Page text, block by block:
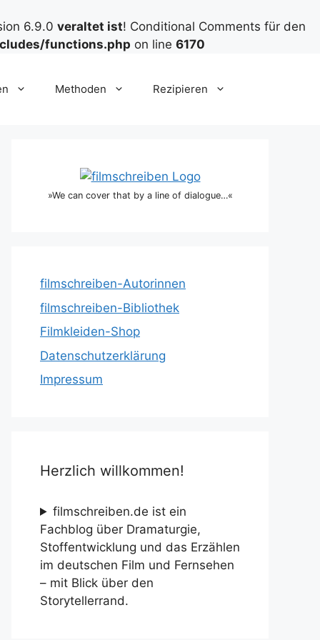
6.9.0 veraltet ist! Conditional Comments für den
functions.php on line 6170
Methoden Rezipieren
»We can cover that by a line of dialogue…«
filmschreiben-Autorinnen
filmschreiben-Bibliothek
Filmkleiden-Shop
Datenschutzerklärung
Impressum
Herzlich willkommen!
filmschreiben.de ist ein
Fachblog über Dramaturgie,
Stoffentwicklung und das Erzählen
im deutschen Film und Fernsehen
– mit Blick über den
Storytellerrand.